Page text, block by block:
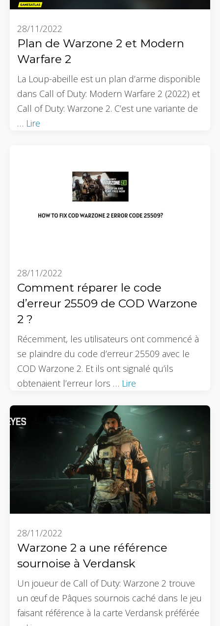
Plan de Warzone 2 et Modern
Warfare 2
28/11/2022
La Loup-abeille est un plan d’arme disponible
dans Call of Duty: Modern Warfare 2 (2022) et
Call of Duty: Warzone 2. C’est une variante de
… Lire
Comment réparer le code
d’erreur 25509 de COD Warzone
2 ?
28/11/2022
Récemment, les utilisateurs ont commencé à
se plaindre du code d’erreur 25509 avec le
COD Warzone 2. Et ils ont signalé qu’ils
obtenaient l’erreur lors … Lire
Warzone 2 a une référence
sournoise à Verdansk
28/11/2022
Un joueur de Call of Duty: Warzone 2 trouve
un œuf de Pâques sournois caché dans le jeu
faisant référence à la carte Verdansk préférée